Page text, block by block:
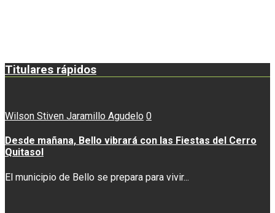
Titulares rápidos
Wilson Stiven Jaramillo Agudelo 0
Desde mañana, Bello vibrará con las Fiestas del Cerro
Quitasol
El municipio de Bello se prepara para vivir...